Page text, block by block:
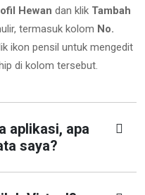
Hewan dan klik Tambah
termasuk kolom No.
ikon pensil untuk mengedit
di kolom tersebut.
aplikasi, apa
saya?